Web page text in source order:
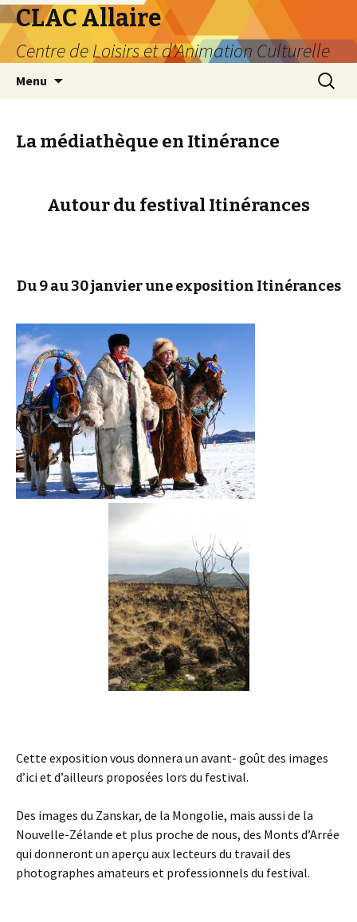
CLAC Allaire
Centre de Loisirs et d'Animation Culturelle
Menu
La médiathèque en Itinérance
Autour du festival Itinérances
Du 9 au 30 janvier une exposition Itinérances
Cette exposition vous donnera un avant- goût des images
d’ici et d’ailleurs proposées lors du festival.
Des images du Zanskar, de la Mongolie, mais aussi de la
Nouvelle-Zélande et plus proche de nous, des Monts d’Arrée
qui donneront un aperçu aux lecteurs du travail des
photographes amateurs et professionnels du festival.